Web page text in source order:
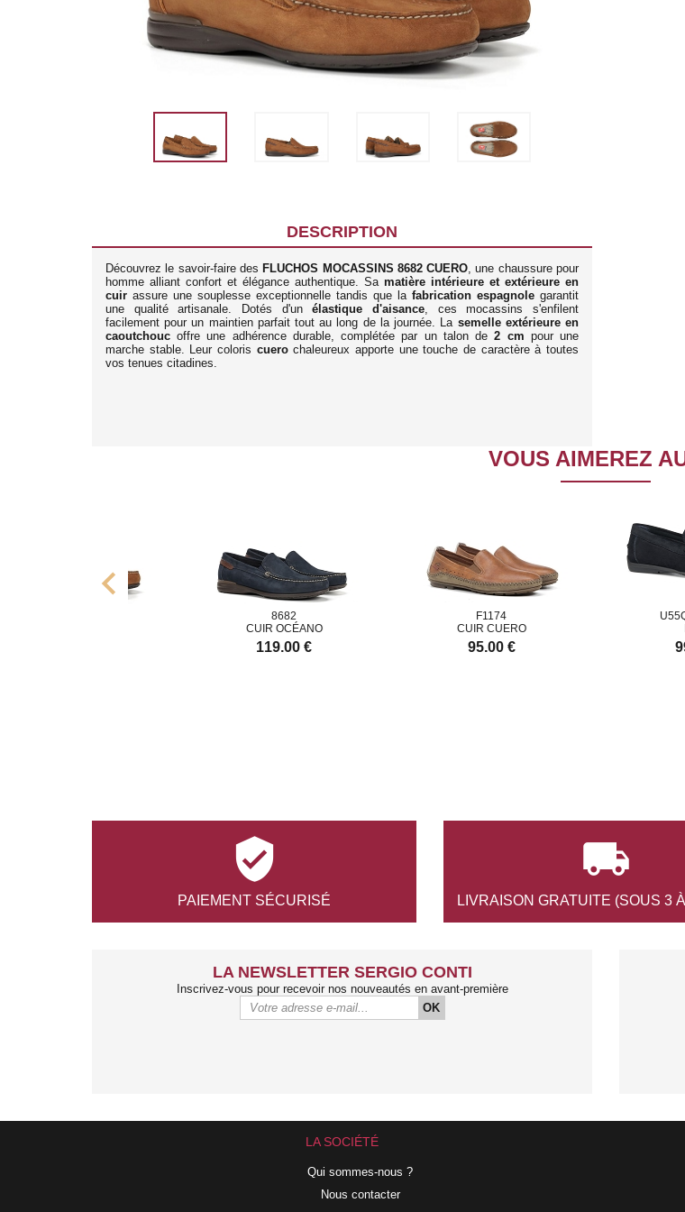
DESCRIPTION
Découvrez le savoir-faire desFLUCHOS MOCASSINS 8682 CUERO , une chaussure pour
homme alliant confort et élégance authentique. Sa matière intérieure et extérieure en
cuir assure une souplesse exceptionnelle tandis que la fabrication espagnole garantit
une qualité artisanale. Dotés d'unélastique d'aisance , ces mocassins s'enfilent
facilement pour un maintien parfait tout au long de la journée. La semelle extérieure en
caoutchouc offre une adhérence durable, complétée par un talon de2 cm pour une
marche stable. Leur coloris cuerochaleureux apporte une touche de caractère à toutes
vos tenues citadines.
VOUS AIMEREZ
CUIR OCÉANO
CUIR CUERO
U55Q3A C4002
chevron_left

PAIEMENT SÉCURISÉ

LIVRAISON GRATUITE (SOUS 3
LA NEWSLETTER SERGIO CONTI
Inscrivez-vous pour recevoir nos nouveautés en avant-première
OK
LA SOCIÉTÉ
Qui sommes-nous ?
Nous contacter